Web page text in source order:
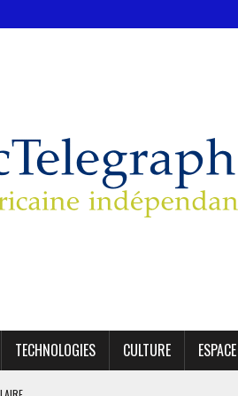
TECHNOLOGIES CULTURE